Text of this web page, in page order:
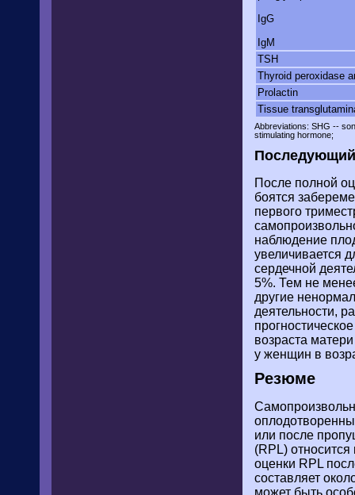
IgG
IgM
TSH
Thyroid peroxidase
Prolactin
Tissue
Abbreviations: SHG --
stimulating hormone;
Последующий
После полной
боятся
первого
наблюдение
увеличивается
сердечной
5%. Тем не
другие
деятельности,
возраста
у женщин в
Резюме
или после
(RPL)
оценки RPL
составляет